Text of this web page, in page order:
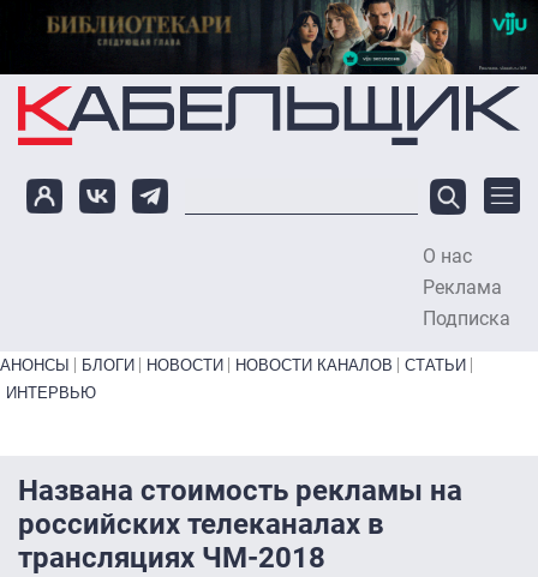
Перейти к основному содержанию
О нас
Реклама
Подписка
Primary links bottom
АНОНСЫ БЛОГИ НОВОСТИ НОВОСТИ КАНАЛОВ
СТАТЬИ
ИНТЕРВЬЮ
Названа стоимость рекламы на
российских телеканалах в
трансляциях ЧМ-2018